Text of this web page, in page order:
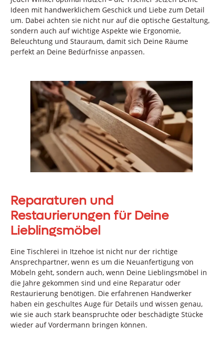
Ideen mit handwerklichem Geschick und Liebe zum Detail
um. Dabei achten sie nicht nur auf die optische Gestaltung,
sondern auch auf wichtige Aspekte wie Ergonomie,
Beleuchtung und Stauraum, damit sich Deine Räume
perfekt an Deine Bedürfnisse anpassen.
Reparaturen und
Restaurierungen für Deine
Lieblingsmöbel
Eine Tischlerei in Itzehoe ist nicht nur der richtige
Ansprechpartner, wenn es um die Neuanfertigung von
Möbeln geht, sondern auch, wenn Deine Lieblingsmöbel in
die Jahre gekommen sind und eine Reparatur oder
Restaurierung benötigen. Die erfahrenen Handwerker
haben ein geschultes Auge für Details und wissen genau,
wie sie auch stark beanspruchte oder beschädigte Stücke
wieder auf Vordermann bringen können.